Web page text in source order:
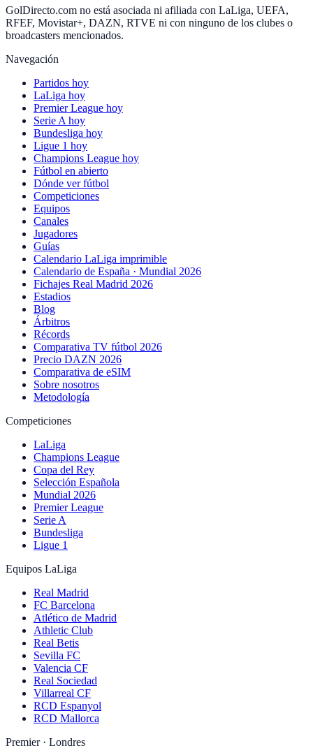
GolDirecto.com no está asociada ni afiliada con LaLiga, UEFA,
RFEF, Movistar+, DAZN, RTVE ni con ninguno de los clubes o
broadcasters mencionados.
Navegación
Partidos hoy
LaLiga hoy
Premier League hoy
Serie A hoy
Bundesliga hoy
Ligue 1 hoy
Champions League hoy
Fútbol en abierto
Dónde ver fútbol
Competiciones
Equipos
Canales
Jugadores
Guías
Calendario LaLiga imprimible
Calendario de España · Mundial 2026
Fichajes Real Madrid 2026
Estadios
Blog
Árbitros
Récords
Comparativa TV fútbol 2026
Precio DAZN 2026
Comparativa de eSIM
Sobre nosotros
Metodología
Competiciones
LaLiga
Champions League
Copa del Rey
Selección Española
Mundial 2026
Premier League
Serie A
Bundesliga
Ligue 1
Equipos LaLiga
Real Madrid
FC Barcelona
Atlético de Madrid
Athletic Club
Real Betis
Sevilla FC
Valencia CF
Real Sociedad
Villarreal CF
RCD Espanyol
RCD Mallorca
Premier · Londres